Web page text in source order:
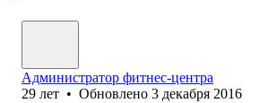
Администратор фитнес-центра
29 лет • Обновлено 3 декабря 2016